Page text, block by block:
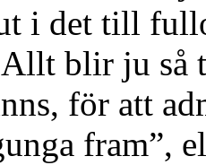
i det till
blir ju så
för att
fram”,